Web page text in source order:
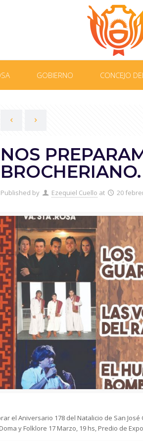
GOBIERNO CONCEJO
NOS
BROCHERIANO.
Published by Ezequiel Cuello at 20
el Aniversario 178 del Natalicio de San
y Folklore 17 Marzo, 19 hs, Predio de